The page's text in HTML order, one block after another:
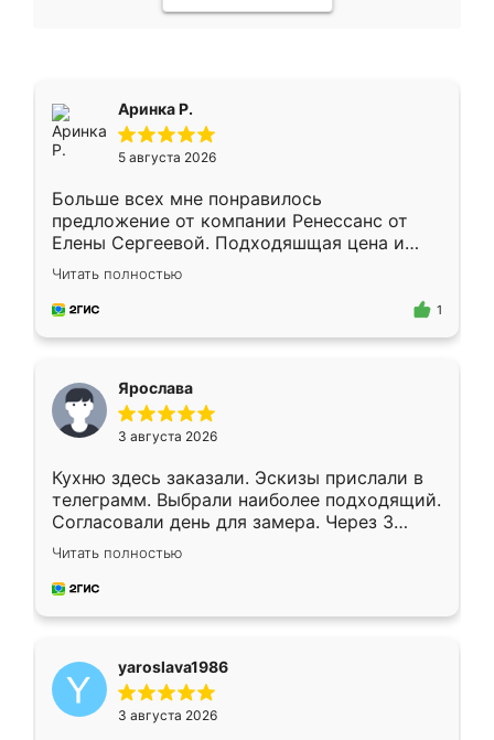
Аринка Р.
5 августа 2026
Больше всех мне понравилось
предложение от компании Ренессанс от
Елены Сергеевой. Подходяшщая цена и
короткие сроки изготовления. Приехавший
для замера сотрудник Владислав
предложил по моему эскизу самый
Читать полностью
1
Ярослава
3 августа 2026
Кухню здесь заказали. Эскизы прислали в
телеграмм. Выбрали наиболее подходящий.
Согласовали день для замера. Через 3
недели кухня была уже готова. Остались
довольны работой. Спасибо Ренессанс
мебель за качественную работу!
Читать полностью
yaroslava1986
3 августа 2026